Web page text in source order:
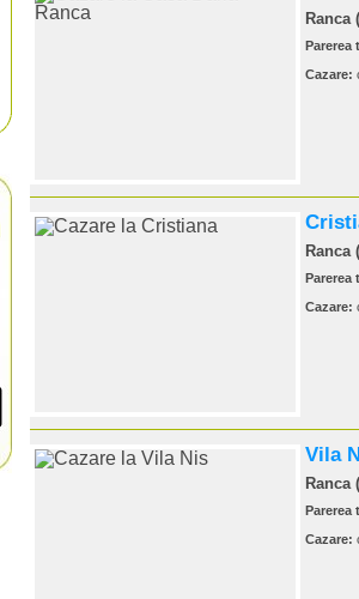
Ranca
Parerea
Cazare:
Ranca
Parerea
Cazare:
Vila
Ranca
Parerea
Cazare: